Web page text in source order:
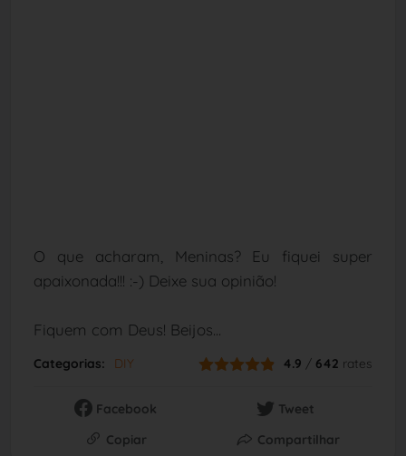
O que acharam, Meninas? Eu fiquei super
apaixonada!!! :-) Deixe sua opinião!
Fiquem com Deus! Beijos...
Categorias: DIY 4.9 / 642 rates
Facebook
Tweet
Copiar
Compartilhar